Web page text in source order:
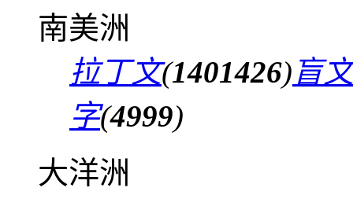
南美洲
拉丁文(1401426)盲文
字(4999)
大洋洲